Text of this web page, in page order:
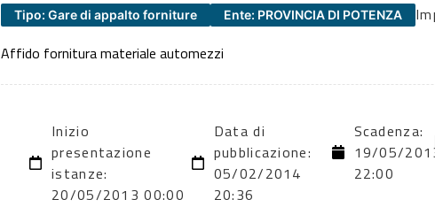
Tipo: Gare di appalto forniture Ente: PROVINCIA DI POTENZA
Affido fornitura materiale automezzi
Inizio
presentazione
istanze:
20/05/2013 00:00
Data di
pubblicazione:
05/02/2014
20:36
Scadenza:
19/05/
22:00